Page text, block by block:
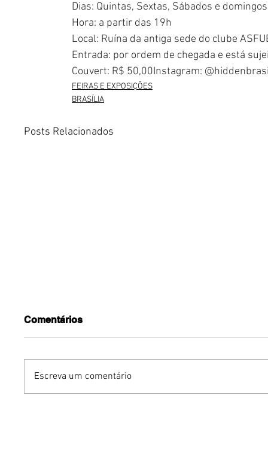
Dias: Quintas, Sextas, Sábados e
Hora: a partir das 19h
Local: Ruína da antiga sede do clube
Entrada: por ordem de chegada e está
Couvert: R$ 50,00Instagram:
FEIRAS E EXPOSIÇÕES
BRASÍLIA
Posts Relacionados
Comentários
Escreva um comentário